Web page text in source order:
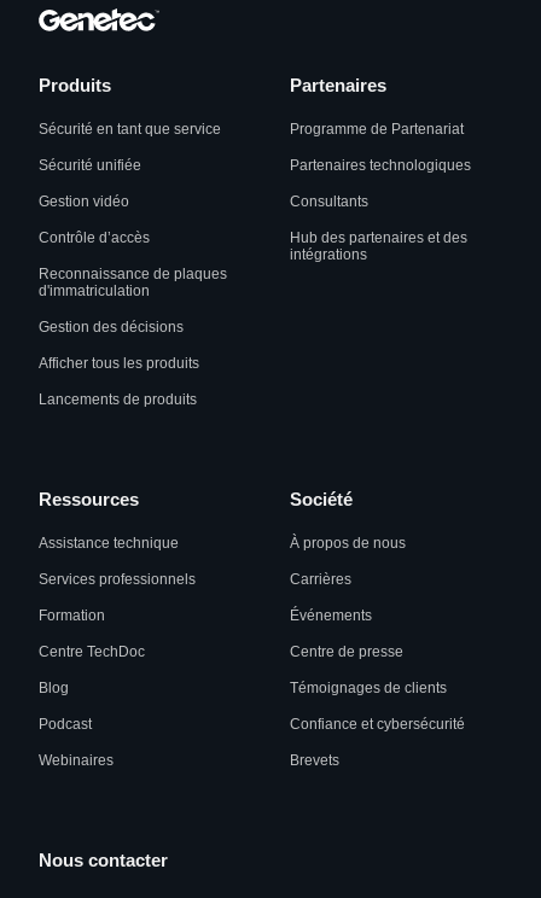
Produits
Sécurité en tant que service
Sécurité unifiée
Gestion vidéo
Contrôle d’accès
Reconnaissance de plaques
d'immatriculation
Gestion des décisions
Afficher tous les produits
Lancements de produits
Partenaires
Programme de Partenariat
Partenaires technologiques
Consultants
Hub des partenaires et des
intégrations
Ressources
Assistance technique
Services professionnels
Formation
Centre TechDoc
Blog
Podcast
Webinaires
Société
À propos de nous
Carrières
Événements
Centre de presse
Témoignages de clients
Confiance et cybersécurité
Brevets
Nous contacter